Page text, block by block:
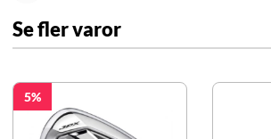
Se fler varor
5